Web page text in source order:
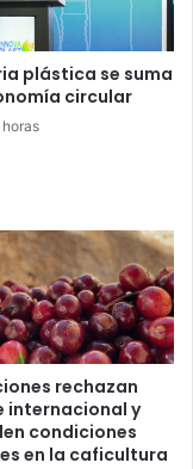
plástica se suma
circular
rechazan
internacional y
condiciones
en la caficultura